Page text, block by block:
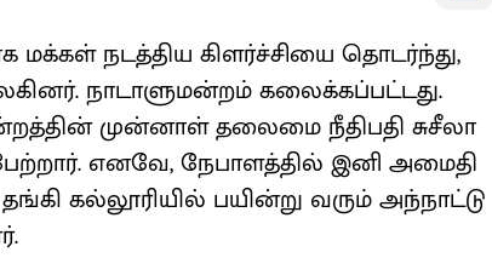
மக்கள் நடத்திய கிளர்ச்சியை தொடர்ந்து,
நாடாளுமன்றம் கலைக்கப்பட்டது.
முன்னாள் தலைமை நீதிபதி சுசீலா
எனவே, நேபாளத்தில் இனி அமைதி
கல்லூரியில் பயின்று வரும் அந்நாட்டு